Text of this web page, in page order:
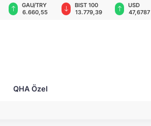
BIST 100
13.779,39
USD
47,6787
EUR
55,1254
QHA Özel